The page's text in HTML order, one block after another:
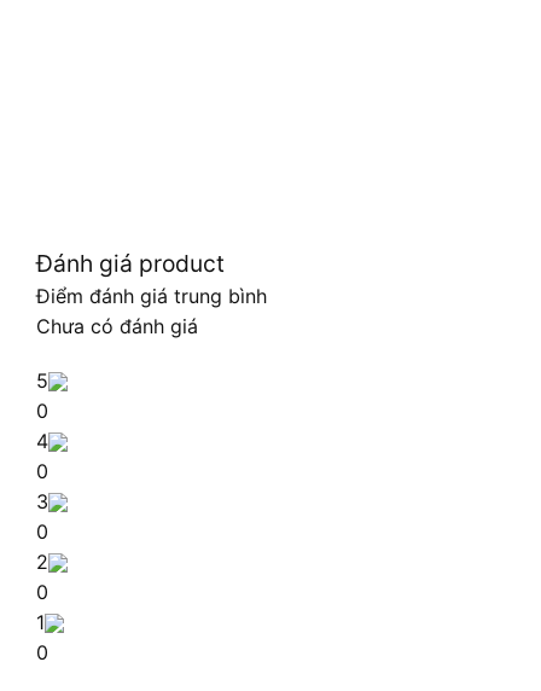
Đánh giá product
Điểm đánh giá trung bình
Chưa có đánh giá
5
0
4
0
3
0
2
0
1
0